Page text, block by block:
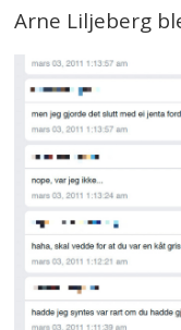
Arne Liljeberg